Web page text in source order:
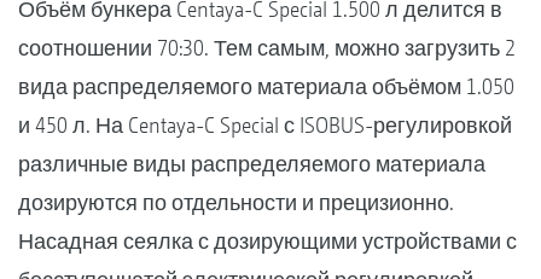
Объём бункера Centaya-C Special 1.500 л делится в
соотношении 70:30. Тем самым, можно загрузить 2
вида распределяемого материала объёмом 1.050
и 450 л. На Centaya-C Special с ISOBUS-регулировкой
различные виды распределяемого материала
дозируются по отдельности и прецизионно.
Насадная сеялка с дозирующими устройствами с